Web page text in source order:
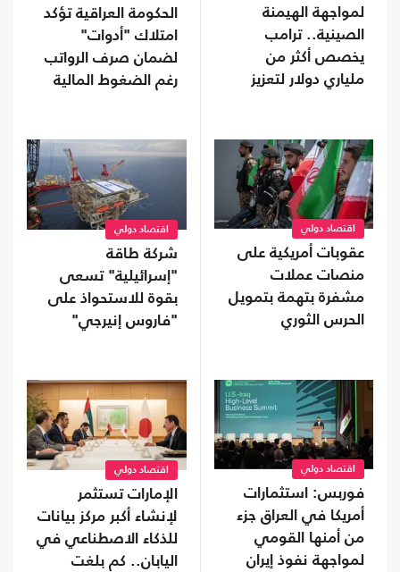
لمواجهة الهيمنة
الصينية.. ترامب
يخصص أكثر من
ملياري دولار لتعزيز
الحكومة العراقية تؤكد
امتلاك "أدوات"
لضمان صرف الرواتب
رغم الضغوط المالية
اقتصاد دولي
عقوبات أمريكية على
منصات عملات
مشفرة بتهمة بتمويل
الحرس الثوري
اقتصاد دولي
شركة طاقة
"إسرائيلية" تسعى
بقوة للاستحواذ على
"فاروس إنيرجي"
اقتصاد دولي
فوربس: استثمارات
أمريكا في العراق جزء
من أمنها القومي
لمواجهة نفوذ إيران
اقتصاد دولي
الإمارات تستثمر
لإنشاء أكبر مركز بيانات
للذكاء الاصطناعي في
اليابان.. كم بلغت